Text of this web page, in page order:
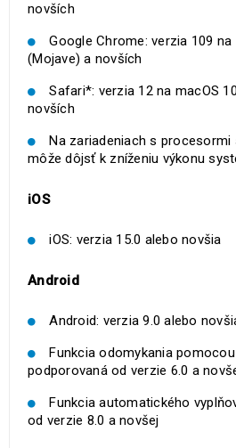
novších
Google Chrome: verzia 109 na
(Mojave) a novších
Safari*: verzia 12 na macOS
novších
Na zariadeniach s procesormi
môže dôjsť k zníženiu výkonu
iOS
iOS: verzia 15.0 alebo novšia
Android
Android: verzia 9.0 alebo
Funkcia odomykania
podporovaná od verzie 6.0 a
Funkcia automatického
od verzie 8.0 a novšej